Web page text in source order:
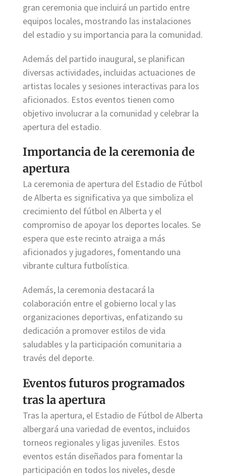
gran ceremonia que incluirá un partido entre
equipos locales, mostrando las instalaciones
del estadio y su importancia para la comunidad.
Además del partido inaugural, se planifican
diversas actividades, incluidas actuaciones de
artistas locales y sesiones interactivas para los
aficionados. Estos eventos tienen como
objetivo involucrar a la comunidad y celebrar la
apertura del estadio.
Importancia de la ceremonia de
apertura
La ceremonia de apertura del Estadio de Fútbol
de Alberta es significativa ya que simboliza el
crecimiento del fútbol en Alberta y el
compromiso de apoyar los deportes locales. Se
espera que este recinto atraiga a más
aficionados y jugadores, fomentando una
vibrante cultura futbolística.
Además, la ceremonia destacará la
colaboración entre el gobierno local y las
organizaciones deportivas, enfatizando su
dedicación a promover estilos de vida
saludables y la participación comunitaria a
través del deporte.
Eventos futuros programados
tras la apertura
Tras la apertura, el Estadio de Fútbol de Alberta
albergará una variedad de eventos, incluidos
torneos regionales y ligas juveniles. Estos
eventos están diseñados para fomentar la
participación en todos los niveles, desde